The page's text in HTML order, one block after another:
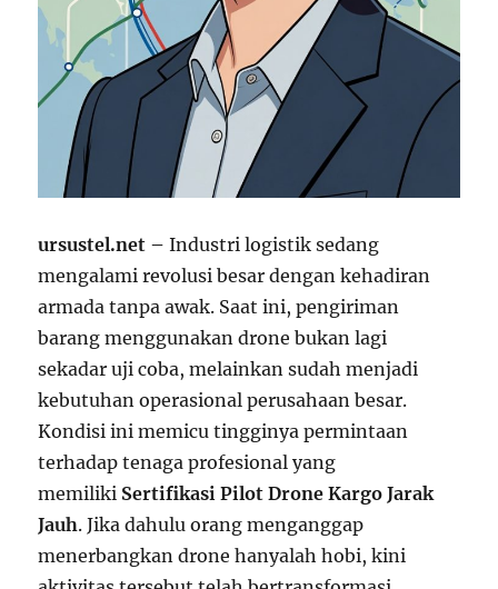
ursustel.net –Industri logistik sedang
mengalami revolusi besar dengan kehadiran
armada tanpa awak. Saat ini, pengiriman
barang menggunakan drone bukan lagi
sekadar uji coba, melainkan sudah menjadi
kebutuhan operasional perusahaan besar.
Kondisi ini memicu tingginya permintaan
terhadap tenaga profesional yang
memiliki Sertifikasi Pilot Drone Kargo Jarak
Jauh. Jika dahulu orang menganggap
menerbangkan drone hanyalah hobi, kini